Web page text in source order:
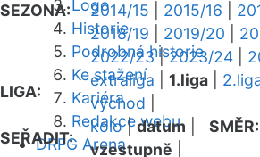
Logo
Historie
Podrobná historie
Ke stažení
Kariéra
Redakce webu
DRFG Arena
SEZONA:
2014/15
2015/16
2018/19
2019/20
2022/23|2023/24
LIGA:
extraliga 1.liga
východ
SEŘADIT:
kolo|datum SMĚR:
vzestupně